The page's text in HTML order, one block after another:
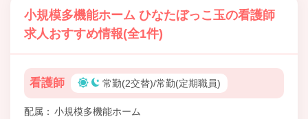
小規模多機能ホーム ひなたぼっこ玉の看護師
求人おすすめ情報(全1件)
看護師 常勤(2交替)/常勤(定期職員)
配属 小規模多機能ホーム